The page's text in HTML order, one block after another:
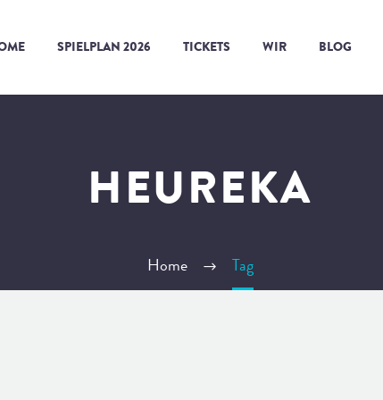
SPIELPLAN 2026 TICKETS WIR BLOG
HEUREKA
Home Tag